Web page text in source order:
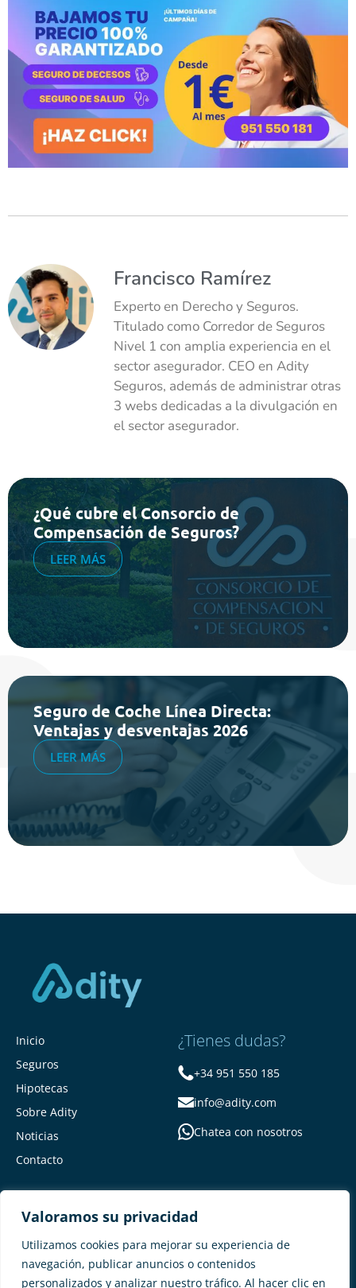
Valoramos su privacidad
Utilizamos cookies para mejorar su experiencia de
navegación, publicar anuncios o contenidos
personalizados y analizar nuestro tráfico. Al hacer clic en
Francisco Ramírez
Experto en Derecho y Seguros.
Titulado como Corredor de Seguros
Nivel 1 con amplia experiencia en el
sector asegurador. CEO en Adity
Seguros, además de administrar otras
3 webs dedicadas a la divulgación en
el sector asegurador.
¿Qué cubre el Consorcio de
Compensación de Seguros?
LEER MÁS
Seguro de Coche Línea Directa:
Ventajas y desventajas 2026
LEER MÁS
Inicio
Seguros
Hipotecas
Sobre Adity
Noticias
Contacto
¿Tienes dudas?
+34 951 550 185
info@adity.com
Chatea con nosotros